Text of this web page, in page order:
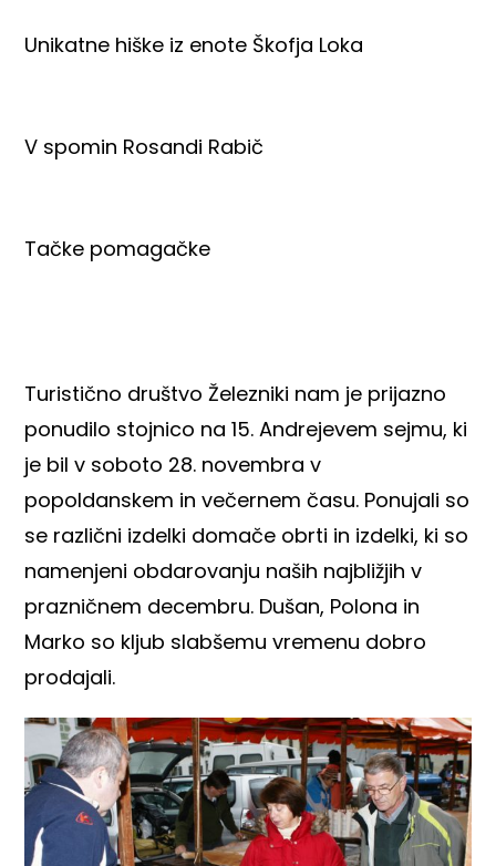
Unikatne hiške iz enote Škofja Loka
V spomin Rosandi Rabič
Tačke pomagačke
Turistično društvo Železniki nam je prijazno
ponudilo stojnico na 15. Andrejevem sejmu, ki
je bil v soboto 28. novembra v
popoldanskem in večernem času. Ponujali so
se različni izdelki domače obrti in izdelki, ki so
namenjeni obdarovanju naših najbližjih v
prazničnem decembru. Dušan, Polona in
Marko so kljub slabšemu vremenu dobro
prodajali.